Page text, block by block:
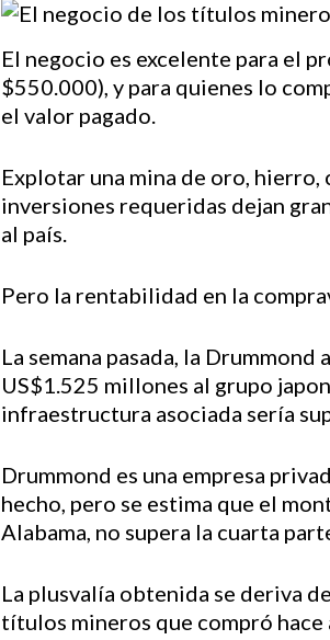
El negocio es excelente para el
$550.000), y para quienes lo
el valor pagado.
Explotar una mina de oro,
inversiones requeridas dejan
al país.
Pero la rentabilidad en la
La semana pasada, la
US$1.525 millones al grupo
infraestructura asociada sería
Drummond es una empresa
hecho, pero se estima que el
Alabama, no supera la cuarta
La plusvalía obtenida se deriva
títulos mineros que compró hace